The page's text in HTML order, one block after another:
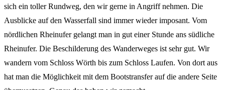
sich ein toller Rundweg, den wir gerne in Angriff nehmen. Die
Ausblicke auf den Wasserfall sind immer wieder imposant. Vom
nördlichen Rheinufer gelangt man in gut einer Stunde ans südliche
Rheinufer. Die Beschilderung des Wanderweges ist sehr gut. Wir
wandern vom Schloss Wörth bis zum Schloss Laufen. Von dort aus
hat man die Möglichkeit mit dem Bootstransfer auf die andere Seite